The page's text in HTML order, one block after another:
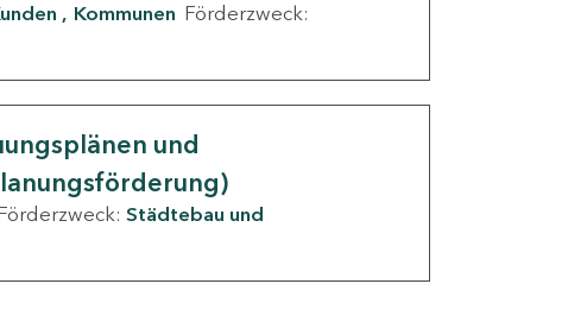
Kommunen Förderzweck:
und
Städtebau und